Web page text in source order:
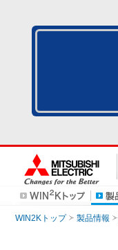
WIN2Kトップ 製品情報